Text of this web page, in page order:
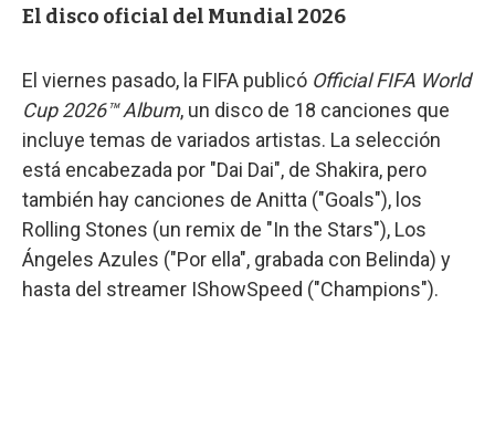
El disco oficial del Mundial 2026
El viernes pasado, la FIFA publicó Official FIFA World
Cup 2026™ Album, un disco de 18 canciones que
incluye temas de variados artistas. La selección
está encabezada por "Dai Dai", de Shakira, pero
también hay canciones de Anitta ("Goals"), los
Rolling Stones (un remix de "In the Stars"), Los
Ángeles Azules ("Por ella", grabada con Belinda) y
hasta del streamer IShowSpeed ("Champions").